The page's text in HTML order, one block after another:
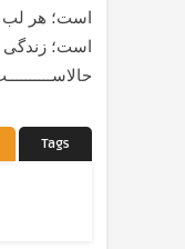
است؛ هر لب
است؛ زندگی
Tags